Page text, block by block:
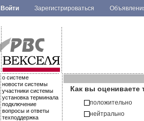
Войти Зарегистрироваться
.
.о системе
новости системы
участники системы
установка терминала
подключение
вопросы и ответы
техподдержка
.
Как вы оцениваете
положительно
нейтрально